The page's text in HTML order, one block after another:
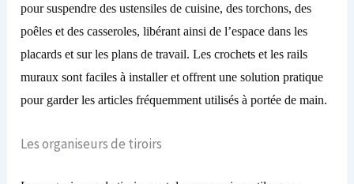
pour suspendre des ustensiles de cuisine, des torchons, des
poêles et des casseroles, libérant ainsi de l’espace dans les
placards et sur les plans de travail. Les crochets et les rails
muraux sont faciles à installer et offrent une solution pratique
pour garder les articles fréquemment utilisés à portée de main.
Les organiseurs de tiroirs